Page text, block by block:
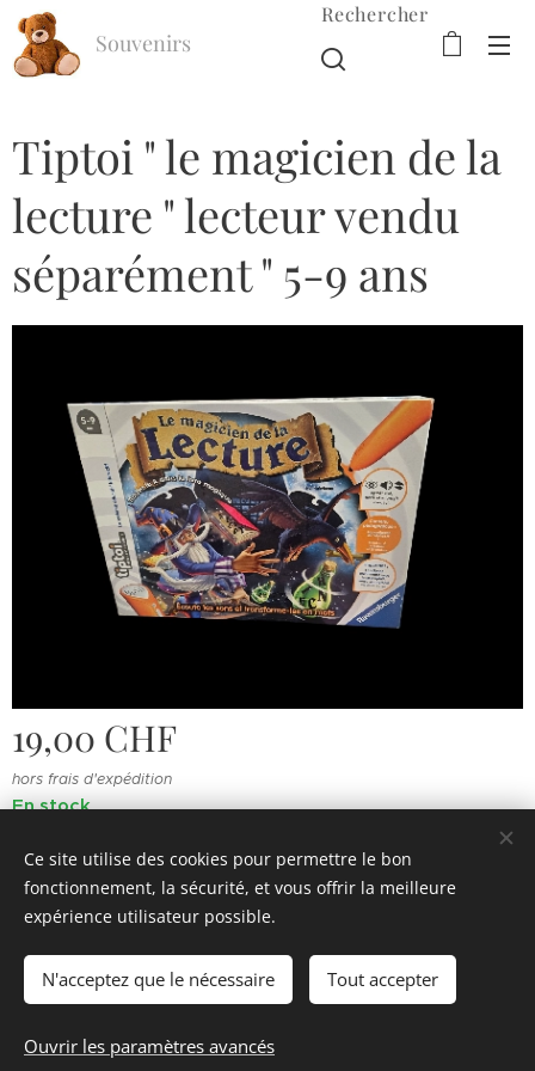
Souvenirs
Rechercher
Tiptoi " le magicien de la
lecture " lecteur vendu
séparément " 5-9 ans
19,00 CHF
hors frais d'expédition
En stock
Ajouter au panier
Ce site utilise des cookies pour permettre le bon
fonctionnement, la sécurité, et vous offrir la meilleure
expérience utilisateur possible.
N'acceptez que le nécessaire Tout accepter
Ouvrir les paramètres avancés